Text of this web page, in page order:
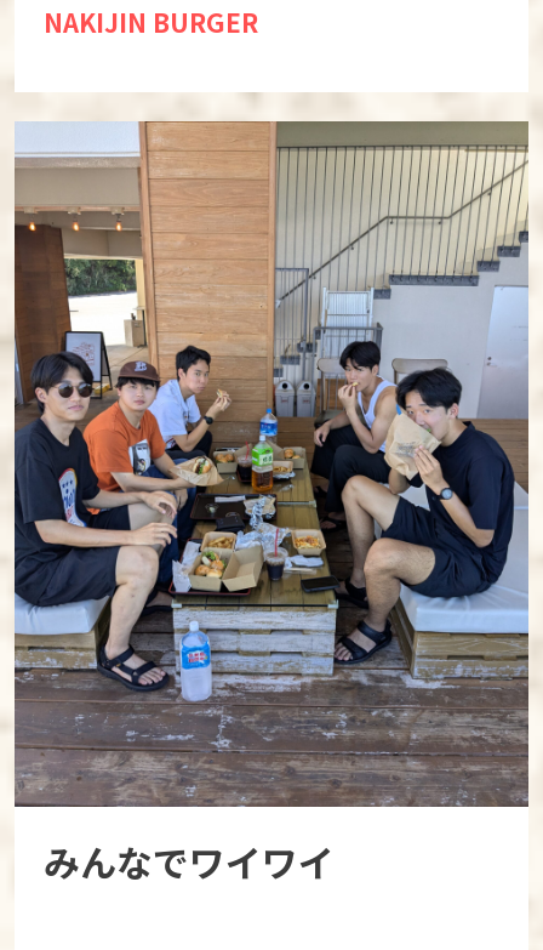
NAKIJIN BURGER
みんなでワイワイ